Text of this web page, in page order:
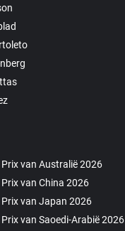
van Australië 2026
van China 2026
van Japan 2026
van Saoedi-Arabië 2026